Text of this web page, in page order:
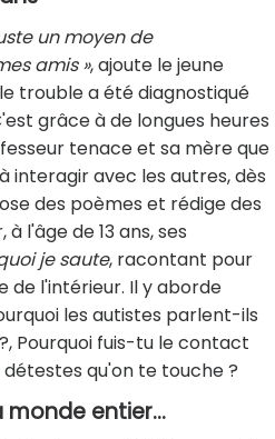
un moyen de
amis », ajoute le jeune
trouble a été diagnostiqué
grâce à de longues heures
tenace et sa mère que
interagir avec les autres, dès
des poèmes et rédige des
l'âge de 13 ans, ses
je saute, racontant pour
de l'intérieur. Il y aborde
les autistes parlent-ils
Pourquoi fuis-tu le contact
détestes qu'on te touche ?
monde entier…